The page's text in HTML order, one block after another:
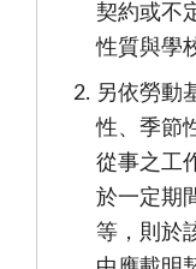
契約或不
性質與學
另依勞動
性、季節
從事之工
於一定期
等，則於